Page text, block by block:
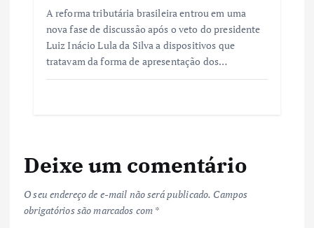
A reforma tributária brasileira entrou em uma
nova fase de discussão após o veto do presidente
Luiz Inácio Lula da Silva a dispositivos que
tratavam da forma de apresentação dos…
Deixe um comentário
O seu endereço de e-mail não será publicado. Campos
obrigatórios são marcados com *